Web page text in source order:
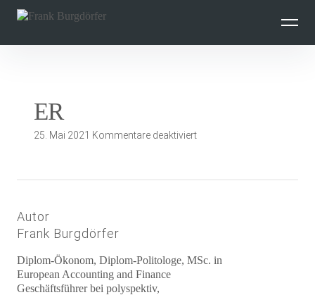
überspringen
ER
25. Mai 2021 Kommentare deaktiviertfür
Autor
Frank Burgdörfer
Diplom-Ökonom, Diplom-Politologe, MSc. in
European Accounting and Finance
Geschäftsführer bei polyspektiv,